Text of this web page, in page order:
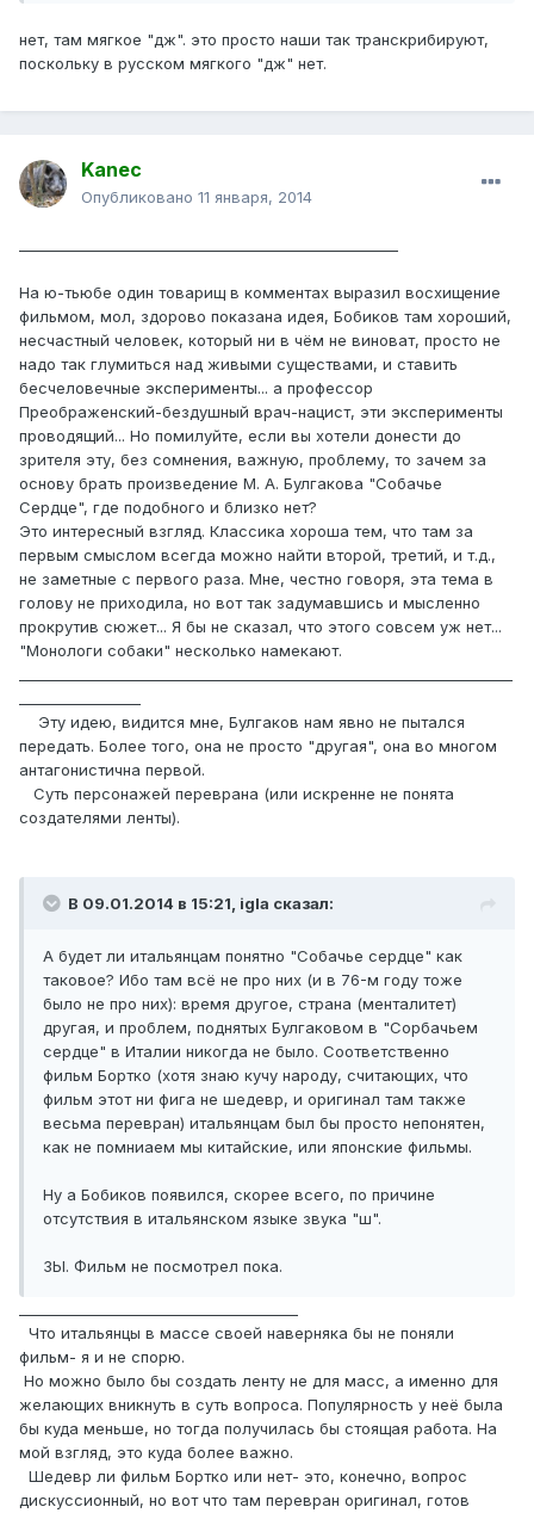
нет, там мягкое "дж". это просто наши так транскрибируют,
поскольку в русском мягкого "дж" нет.
Kanec
Опубликовано 11 января, 2014
На ю-тьюбе один товарищ в комментах выразил восхищение
фильмом, мол, здорово показана идея, Бобиков там хороший,
несчастный человек, который ни в чём не виноват, просто не
надо так глумиться над живыми существами, и ставить
бесчеловечные эксперименты... а профессор
Преображенский-бездушный врач-нацист, эти эксперименты
проводящий... Но помилуйте, если вы хотели донести до
зрителя эту, без сомнения, важную, проблему, то зачем за
основу брать произведение М. А. Булгакова "Собачье
Сердце", где подобного и близко нет?
Это интересный взгляд. Классика хороша тем, что там за
первым смыслом всегда можно найти второй, третий, и т.д.,
не заметные с первого раза. Мне, честно говоря, эта тема в
голову не приходила, но вот так задумавшись и мысленно
прокрутив сюжет... Я бы не сказал, что этого совсем уж нет...
"Монологи собаки" несколько намекают.
Эту идею, видится мне, Булгаков нам явно не пытался
передать. Более того, она не просто "другая", она во многом
антагонистична первой.
Суть персонажей переврана (или искренне не понята
создателями ленты).
В 09.01.2014 в 15:21, igla сказал:
А будет ли итальянцам понятно "Собачье сердце" как
таковое? Ибо там всё не про них (и в 76-м году тоже
было не про них): время другое, страна (менталитет)
другая, и проблем, поднятых Булгаковом в "Сорбачьем
сердце" в Италии никогда не было. Соответственно
фильм Бортко (хотя знаю кучу народу, считающих, что
фильм этот ни фига не шедевр, и оригинал там также
весьма перевран) итальянцам был бы просто непонятен,
как не помниаем мы китайские, или японские фильмы.
Ну а Бобиков появился, скорее всего, по причине
отсутствия в итальянском языке звука "ш".
ЗЫ. Фильм не посмотрел пока.
Что итальянцы в массе своей наверняка бы не поняли
фильм- я и не спорю.
Но можно было бы создать ленту не для масс, а именно для
желающих вникнуть в суть вопроса. Популярность у неё была
бы куда меньше, но тогда получилась бы стоящая работа. На
мой взгляд, это куда более важно.
Шедевр ли фильм Бортко или нет- это, конечно, вопрос
дискуссионный, но вот что там перевран оригинал, готов